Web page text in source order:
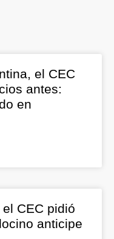
el CEC
antes:
en
CEC pidió
anticipe